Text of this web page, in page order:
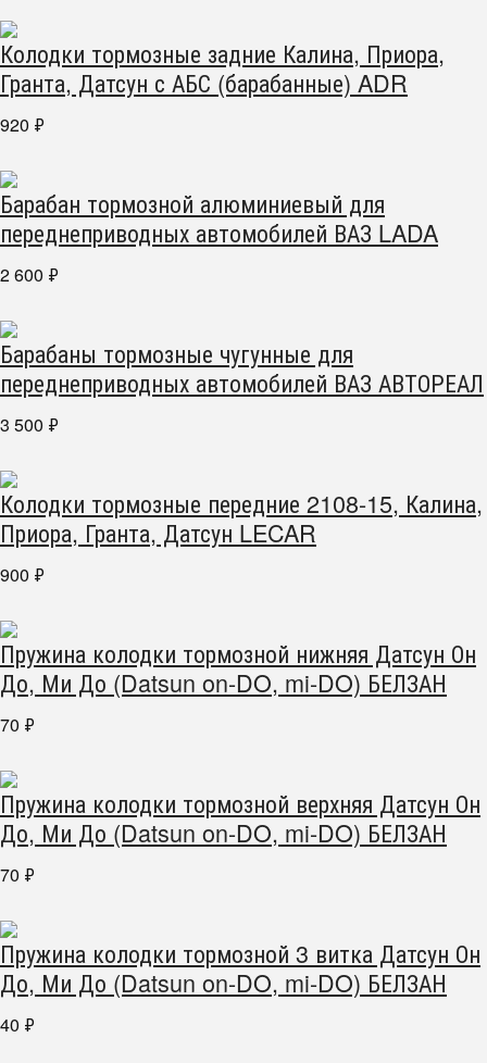
Колодки тормозные задние Калина, Приора,
Гранта, Датсун с АБС (барабанные) ADR
920 ₽
Барабан тормозной алюминиевый для
переднеприводных автомобилей ВАЗ LADA
2 600 ₽
Барабаны тормозные чугунные для
переднеприводных автомобилей ВАЗ АВТОРЕАЛ
3 500 ₽
Колодки тормозные передние 2108-15, Калина,
Приора, Гранта, Датсун LECAR
900 ₽
Пружина колодки тормозной нижняя Датсун Он
До, Ми До (Datsun on-DO, mi-DO) БЕЛЗАН
70 ₽
Пружина колодки тормозной верхняя Датсун Он
До, Ми До (Datsun on-DO, mi-DO) БЕЛЗАН
70 ₽
Пружина колодки тормозной 3 витка Датсун Он
До, Ми До (Datsun on-DO, mi-DO) БЕЛЗАН
40 ₽